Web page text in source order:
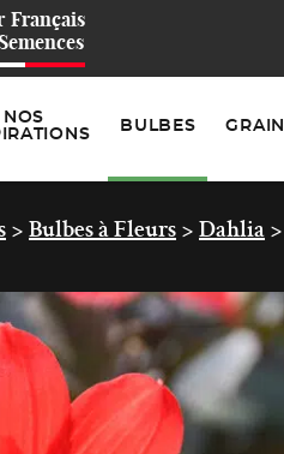
Français
Semences
NOS
BULBES
> Bulbes à Fleurs > Dahlia >